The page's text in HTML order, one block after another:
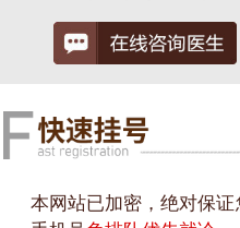
本网站已加密，绝对保